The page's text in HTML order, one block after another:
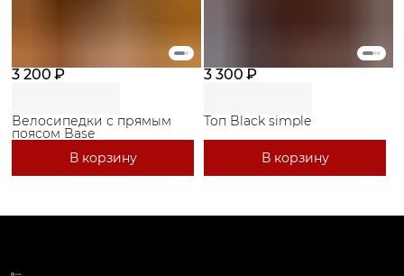
3 200 ₽
Велосипедки с прямым
поясом Base
В корзину
3 300 ₽
Топ Black simple
В корзину